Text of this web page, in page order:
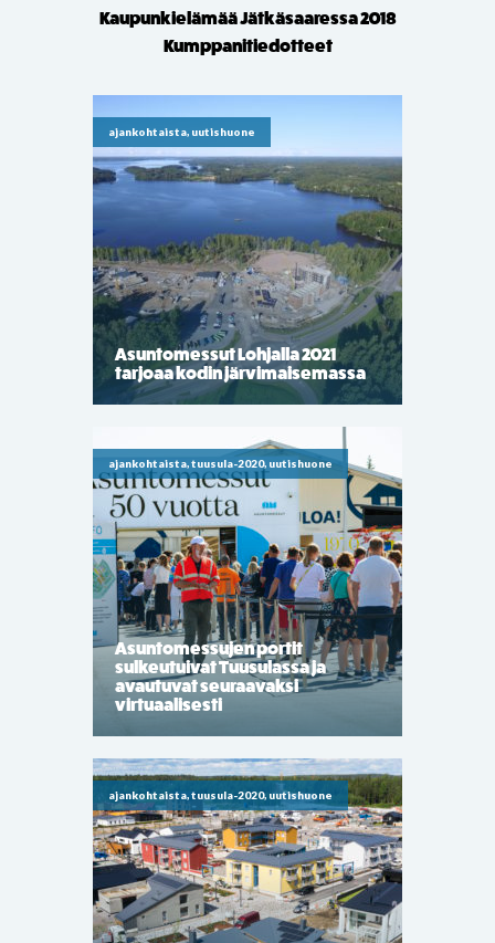
Kaupunkielämää Jätkäsaaressa 2018
Kumppanitiedotteet
ajankohtaista, uutishuone
Asuntomessut Lohjalla 2021
tarjoaa kodin järvimaisemassa
ajankohtaista, tuusula-2020, uutishuone
Asuntomessujen portit
sulkeutuivat Tuusulassa ja
avautuvat seuraavaksi
virtuaalisesti
ajankohtaista, tuusula-2020, uutishuone